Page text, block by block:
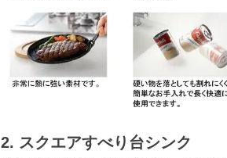
2. スクエアすべり台シンク